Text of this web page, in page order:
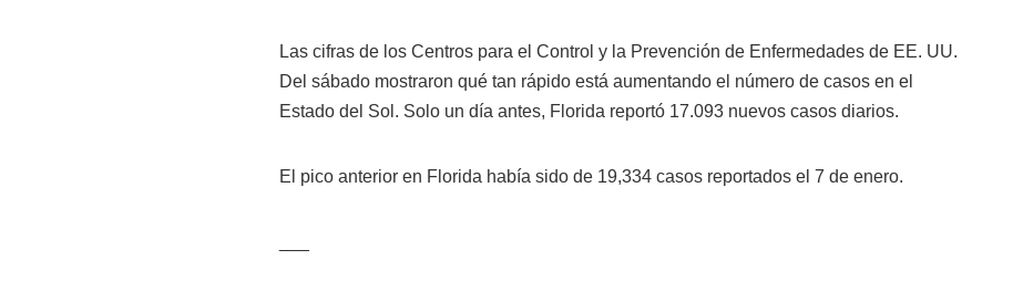
Las cifras de los Centros para el Control y la Prevención de Enfermedades de EE. UU.
Del sábado mostraron qué tan rápido está aumentando el número de casos en el
Estado del Sol. Solo un día antes, Florida reportó 17.093 nuevos casos diarios.
El pico anterior en Florida había sido de 19,334 casos reportados el 7 de enero.